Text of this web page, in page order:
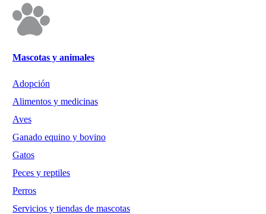
Mascotas y animales
Adopción
Alimentos y medicinas
Aves
Ganado equino y bovino
Gatos
Peces y reptiles
Perros
Servicios y tiendas de mascotas